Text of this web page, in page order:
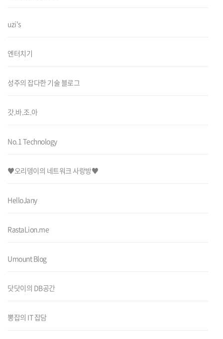
uzi's
엔터치기
성주의 잡다한 기술 블로그
갓.바.조.아
No.1 Technology
♥오리뎅이의 네트워크 사랑방♥
HelloJany
RastaLion.me
Umount Blog
닷닷이의 DB공간
뽕잡의 IT 잡담